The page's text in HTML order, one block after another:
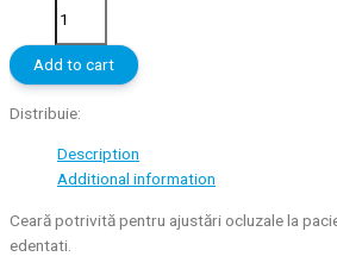
potcoava
DW
quantity
Add to cart
Distribuie:
Description
Additional information
Ceară potrivită pentru ajustări ocluzale la
edentati.